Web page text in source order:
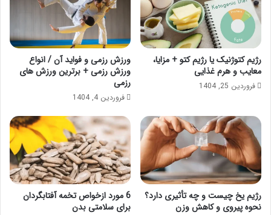
رژیم کتوژنیک یا رژیم کتو + مزایا،
معایب و هرم غذایی
فروردین 25, 1404
ورزش رزمی و فواید آن / انواع
ورزش رزمی + برترین ورزش های
رزمی
فروردین 4, 1404
رژیم یخ چیست و چه تأثیری دارد؟
نحوه پیروی و کاهش وزن
6 مورد ازخواص تخمه آفتابگردان
برای سلامتی بدن